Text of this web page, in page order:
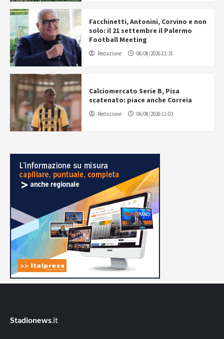
Facchinetti, Antonini, Corvino e non
solo: il 21 settembre il Palermo
Football Meeting
Redazione 06/08/2026 11:31
Calciomercato Serie B, Pisa
scatenato: piace anche Correia
Redazione 06/08/2026 11:03
Stadionews.it